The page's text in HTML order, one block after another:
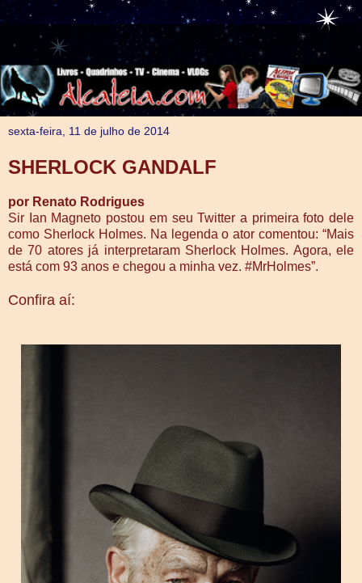
sexta-feira, 11 de julho de 2014
SHERLOCK GANDALF
por Renato Rodrigues
Sir Ian Magneto postou em seu Twitter a primeira foto dele
como Sherlock Holmes. Na legenda o ator comentou: “Mais
de 70 atores já interpretaram Sherlock Holmes. Agora, ele
está com 93 anos e chegou a minha vez. #MrHolmes”.
Confira aí: